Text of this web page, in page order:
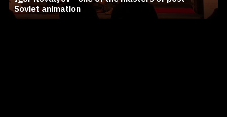
Soviet animation